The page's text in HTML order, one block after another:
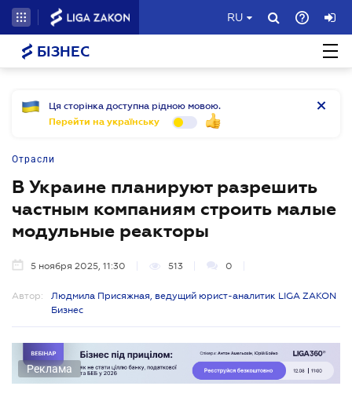
RU
БІЗНЕС
Ця сторінка доступна рідною мовою.
Перейти на українську
Отрасли
В Украине планируют разрешить
частным компаниям строить малые
модульные реакторы
5 ноября 2025, 11:30 513 0
Автор:
Людмила Присяжная, ведущий юрист-аналитик LIGA ZAKON
Бизнес
Реклама